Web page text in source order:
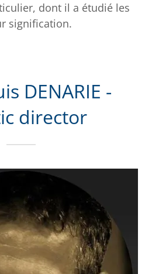
dont il a étudié les
signification.
DENARIE -
director